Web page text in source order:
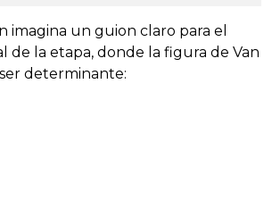
imagina un guion claro para el
de la etapa, donde la figura de Van
determinante: